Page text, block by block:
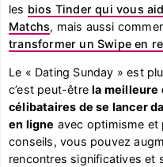
les bios Tinder qui vous
Matchs, mais aussi
transformer un Swipe en
Le « Dating Sunday » est
c’est peut-êtrela meilleure
célibataires de se lancer
en ligne avec optimisme et
conseils, vous pouvez
rencontres significatives et